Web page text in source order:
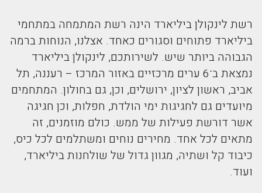
רשת לינקולן ביליארד הינה רשת המתמחה במתחמי
ביליארד פתוחים וסגורים כאחד. אצלנו, הנוחות ברמה
הגבוהה ביותר שיש. לשירותכם, לינקולן ביליארד
נמצאת ב־6 ערים מרכזיים באזור המרכז – רעננה, תל
אביב, ראשון לציון, ירושלים, וכן, גם בחולון. המתחמים
מיועדים גם לחגיגות ימי הולדת, חפלות, וכן חגיגה
אשר דורשת פעילות של ממש. כולם מוזמנים, זה
מתאים לכל אחד. מחירים נוחים ומשתלמים לכל כיס,
כיבוד קל ושתיה, מגוון גדול של שולחנות ביליארד,
ועוד.